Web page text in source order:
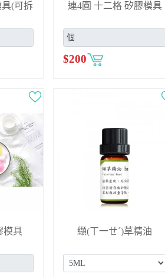
(可拆
連4圓 十二格 矽膠模具
$200
模具 纈(ㄒ一ㄝˊ)草精油